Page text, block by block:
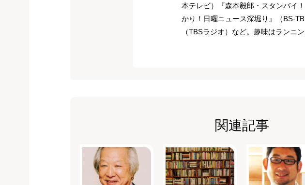
本テレビ）『森本毅郎・スタンバイ
かり！日曜ニュース深堀り』（BS-
（TBSラジオ）など。趣味はランニ
関連記事